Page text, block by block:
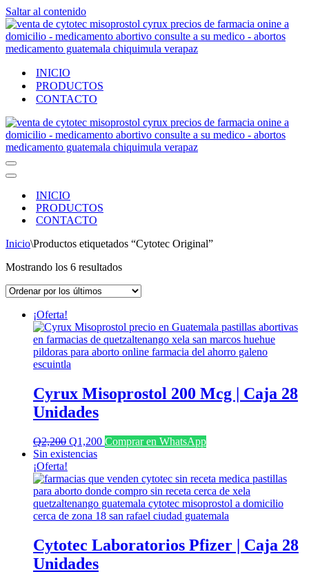
Saltar al contenido
INICIO
PRODUCTOS
CONTACTO
Menú
de
Menú
navegación
INICIO
PRODUCTOS
CONTACTO
Inicio\Productos etiquetados “Cytotec Original”
Mostrando los 6 resultadosOrdenado
los
¡Oferta!
Cyrux Misoprostol 200 Mcg | Caja 28
Unidades
Q2,200 El
precio
era:
Q2,200.
Q1,200El
es:
Q1,200.
Comprar en WhatsApp
Sin existencias
¡Oferta!
Cytotec Laboratorios Pfizer | Caja 28
Unidades